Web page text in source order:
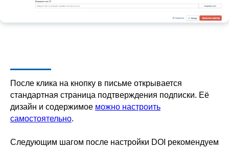
После клика на кнопку в письме открывается
стандартная страница подтверждения подписки. Её
дизайн и содержимое можно настроить
самостоятельно.
Следующим шагом после настройки DOI рекомендуем